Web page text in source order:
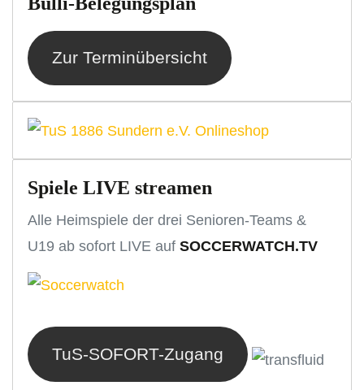
Zur Terminübersicht
Spiele LIVE streamen
Alle Heimspiele der drei Senioren-Teams &
U19 ab sofort LIVE aufSOCCERWATCH.TV
TuS-SOFORT-Zugang